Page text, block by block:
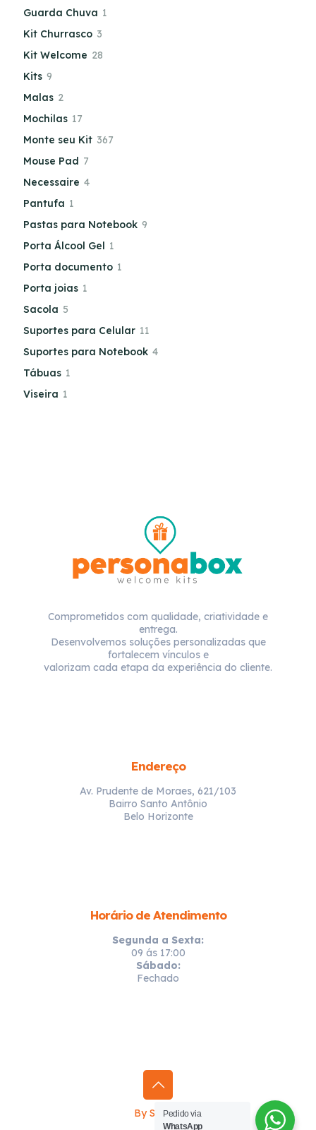
Guarda Chuva 1
Kit Churrasco 3
Kit Welcome 28
Kits 9
Malas 2
Mochilas 17
Monte seu Kit 367
Mouse Pad 7
Necessaire 4
Pantufa 1
Pastas para Notebook 9
Porta Álcool Gel 1
Porta documento 1
Porta joias 1
Sacola 5
Suportes para Celular 11
Suportes para Notebook 4
Tábuas 1
Viseira 1
Comprometidos com qualidade, criatividade e
entrega.
Desenvolvemos soluções personalizadas que
fortalecem vínculos e
valorizam cada etapa da experiência do cliente.
Endereço
Av. Prudente de Moraes, 621/103
Bairro Santo Antônio
Belo Horizonte
Horário de Atendimento
Segunda a Sexta:
09 ás 17:00
Sábado:
Fechado
By SprintyPedido via
WhatsApp